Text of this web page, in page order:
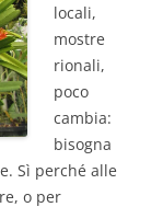
locali,
mostre
rionali,
poco
cambia:
bisogna
Sì perché alle
o per